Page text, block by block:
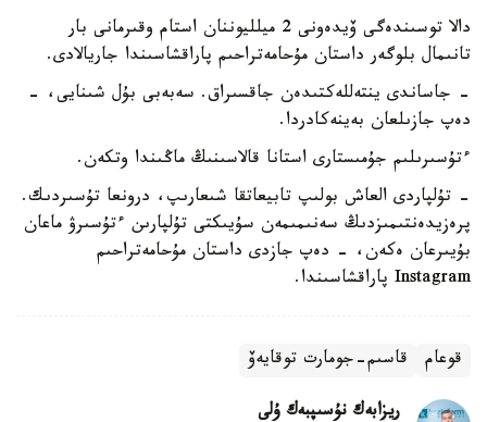
دالا توسىندەگى ۆيدەونى 2 ميلليوننان استام وقىرمانى بار
تانىمال بلوگەر داستان مۇحامەتراحىم پاراقشاسىندا جاريالادى.
- جاساندى ينتەللەكتىدەن جاقسىراق. سەبەبى بۇل شىنايى، -
دەپ جازىلعان بەينەكادردا.
ءتۇسىرىلىم جۇمىستارى استانا قالاسىنىڭ ماڭىندا وتكەن.
- تۇلپاردى العاش بولىپ تابيعاتقا شىعارىپ، درونعا تۇسىردىك.
پرەزيدەنتىمىزدىڭ سەنىمىمەن سۇيىكتى تۇلپارىن ءتۇسىرۋ ماعان
بۇيىرعان ەكەن، - دەپ جازدى داستان مۇحامەتراحىم
Instagram پاراقشاسىندا.
قوعام قاسىم-جومارت توقايەۆ
ريزابەك نۇسىپبەك ۇلى